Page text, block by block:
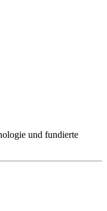
und fundierte